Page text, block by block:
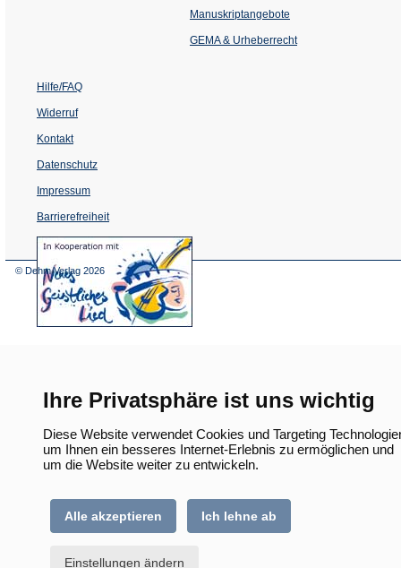
Ihre Privatsphäre ist uns wichtig
Diese Website verwendet Cookies und Targeting
um Ihnen ein besseres Internet-Erlebnis zu ermöglichen und
um die Website weiter zu entwickeln.
Alle akzeptieren Ich lehne ab
Einstellungen ändern
einem
Tab)
Manuskriptangebote
GEMA & Urheberrecht
Hilfe/FAQ
Widerruf
Kontakt
Datenschutz
Impressum
Barrierefreiheit
(Öffnet
in
© Dehm Verlag 2026